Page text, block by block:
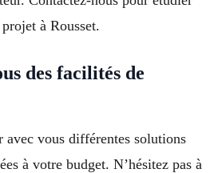
à Rousset.
des facilités de
avec vous différentes solutions
à votre budget. N’hésitez pas à